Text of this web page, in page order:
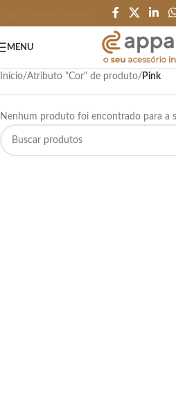
MENU
Início/Atributo "Cor" de produto/ Pink
Nenhum produto foi encontrado para a